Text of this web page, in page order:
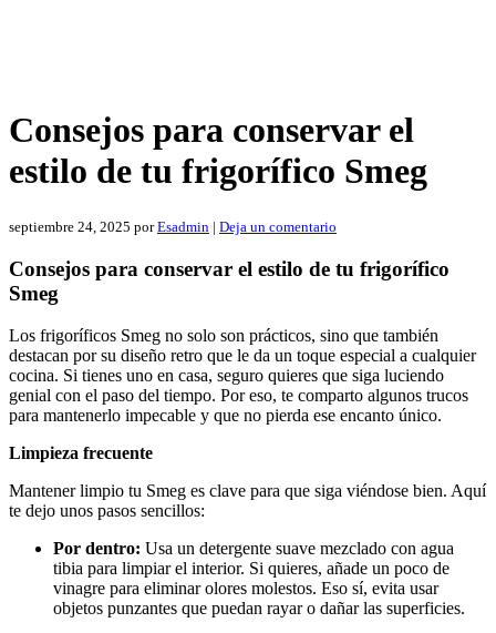
Consejos para conservar el
estilo de tu frigorífico Smeg
septiembre 24, 2025 porEsadmin | Deja un comentario
Consejos para conservar el estilo de tu frigorífico
Smeg
Los frigoríficos Smeg no solo son prácticos, sino que también
destacan por su diseño retro que le da un toque especial a cualquier
cocina. Si tienes uno en casa, seguro quieres que siga luciendo
genial con el paso del tiempo. Por eso, te comparto algunos trucos
para mantenerlo impecable y que no pierda ese encanto único.
Limpieza frecuente
Mantener limpio tu Smeg es clave para que siga viéndose bien. Aquí
te dejo unos pasos sencillos:
Por dentro: Usa un detergente suave mezclado con agua
tibia para limpiar el interior. Si quieres, añade un poco de
vinagre para eliminar olores molestos. Eso sí, evita usar
objetos punzantes que puedan rayar o dañar las superficies.